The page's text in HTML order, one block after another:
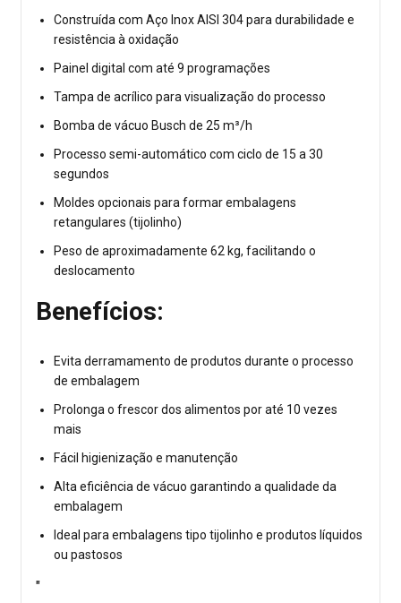
Construída com Aço Inox AISI 304 para durabilidade e
resistência à oxidação
Painel digital com até 9 programações
Tampa de acrílico para visualização do processo
Bomba de vácuo Busch de 25 m³/h
Processo semi-automático com ciclo de 15 a 30
segundos
Moldes opcionais para formar embalagens
retangulares (tijolinho)
Peso de aproximadamente 62 kg, facilitando o
deslocamento
Benefícios:
Evita derramamento de produtos durante o processo
de embalagem
Prolonga o frescor dos alimentos por até 10 vezes
mais
Fácil higienização e manutenção
Alta eficiência de vácuo garantindo a qualidade da
embalagem
Ideal para embalagens tipo tijolinho e produtos líquidos
ou pastosos
"